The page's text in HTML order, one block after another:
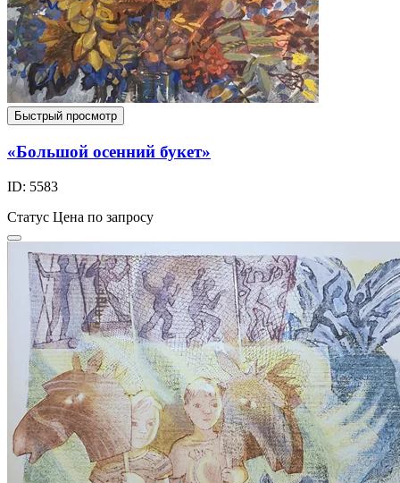
Быстрый просмотр
«Большой осенний букет»
ID: 5583
Статус Цена по запросу